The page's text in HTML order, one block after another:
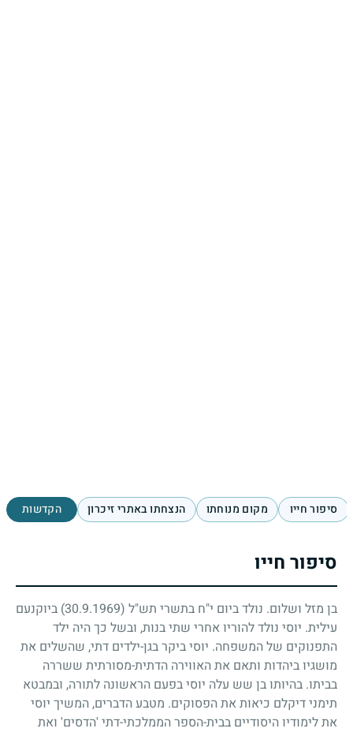
סיפור חייו מקום מנוחתו הנצחתו באתרי זיכרון הקדשות
סיפור חייו
בן מזל ושלום. נולד ביום י"ח בתשרי תש"ל (30.9.1969)
ביוקנעם
עילית. יוסי נולד להוריו אחרי שתי בנות, ובשל כך היה ילד
התפנוקים של המשפחה. יוסי ביקר בגן-ילדים דתי, שהשלים את
מושגיו ביהדות ותאם את האווירה הדתית-מסורתית ששררה
בביתו. בהיותו בן שש עלה יוסי בפעם הראשונה לתורה, ובמבטא
תימני דיקלם כיאות את הפסוקים. מטבע הדברים, המשיך יוסי
את לימודיו היסודיים בבית-הספר הממלכתי-דתי 'הדסים' ואת